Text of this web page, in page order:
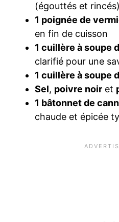
(égouttés et rincés)
1 poignée de
en fin de cuisson
1 cuillère à soupe
clarifié pour une
1 cuillère à soupe
Sel, poivre noir et
1 bâtonnet de
chaude et épicée